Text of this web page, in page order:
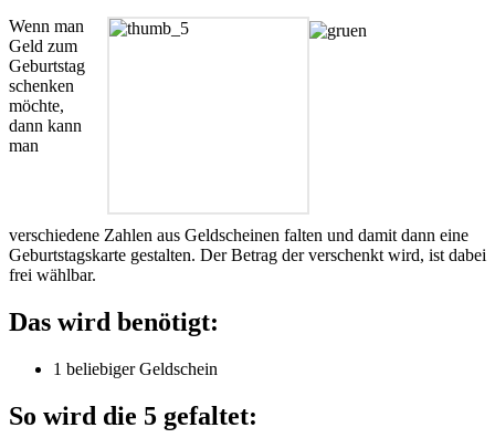
Wenn man
Geld zum
Geburtstag
schenken
möchte,
dann kann
man
verschiedene Zahlen aus Geldscheinen falten und damit dann eine
Geburtstagskarte gestalten. Der Betrag der verschenkt wird, ist dabei
frei wählbar.
Das wird benötigt:
1 beliebiger Geldschein
So wird die 5 gefaltet: